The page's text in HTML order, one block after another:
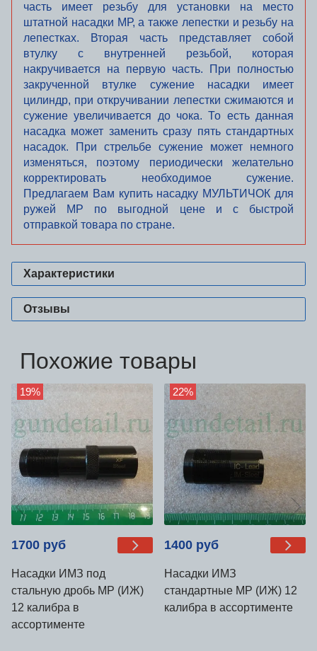
часть имеет резьбу для установки на место
штатной насадки МР, а также лепестки и резьбу на
лепестках. Вторая часть представляет собой
втулку с внутренней резьбой, которая
накручивается на первую часть. При полностью
закрученной втулке сужение насадки имеет
цилиндр, приоткручивании лепестки сжимаются и
сужение увеличивается до чока. То есть данная
насадка может заменить сразу пять стандартных
насадок. При стрельбе сужение может немного
изменяться, поэтому периодически желательно
корректировать необходимое сужение.
Предлагаем Вам купить насадку МУЛЬТИЧОК для
ружей МР по выгодной цене и с быстрой
отправкой товара по стране.
Характеристики
Отзывы
Похожие товары
19%
1700 руб
Насадки ИМЗ под
стальную дробь МР (ИЖ)
12 калибра в
ассортименте
22%
1400 руб
Насадки ИМЗ
стандартные МР (ИЖ) 12
калибра в ассортименте